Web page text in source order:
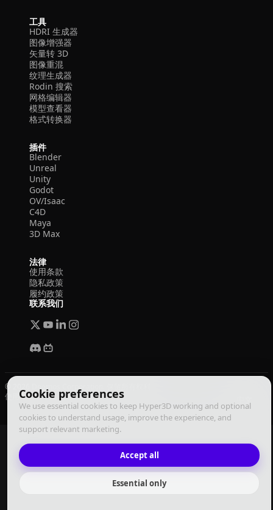
Cookie preferences
We use essential cookies to keep Hyper3D working and optional
cookies to understand usage, improve the experience, and
support relevant marketing.
Accept all
Essential only
工具
HDRI 生成器
图像增强器
矢量转 3D
图像重混
纹理生成器
Rodin 搜索
网格编辑器
模型查看器
格式转换器
插件
Blender
Unreal
Unity
Godot
OV/Isaac
C4D
Maya
3D Max
法律
使用条款
隐私政策
履约政策
联系我们
© 2026 Deemos Corporation. 保留所有权利
使用条款隐私政策履约政策